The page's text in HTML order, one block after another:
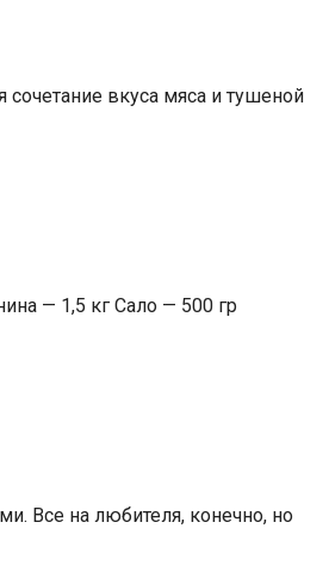
вкуса мяса и тушеной
— 1,5 кг Сало — 500 гр
Все на любителя, конечно, но